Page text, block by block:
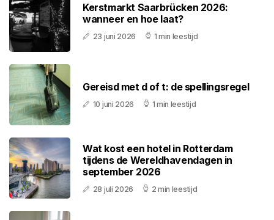
Kerstmarkt Saarbrücken 2026:
wanneer en hoe laat?
23 juni 2026 1 min leestijd
Gereisd met d of t: de spellingsregel
10 juni 2026 1 min leestijd
Wat kost een hotel in Rotterdam
tijdens de Wereldhavendagen in
september 2026
28 juli 2026 2 min leestijd